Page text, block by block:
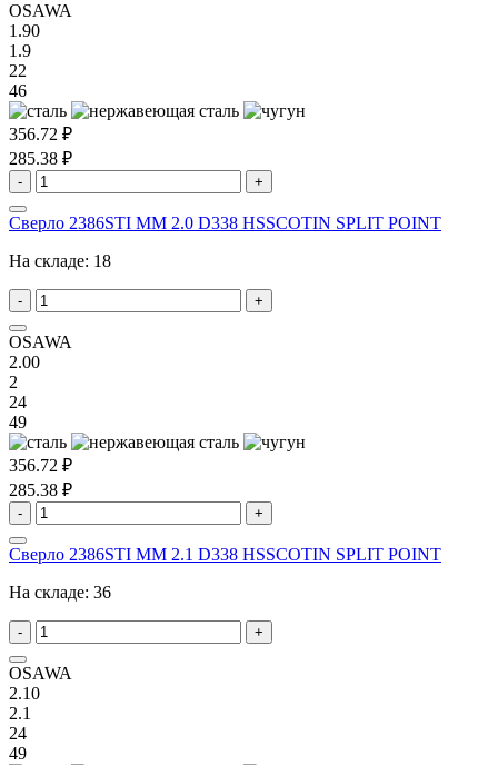
OSAWA
1.90
1.9
22
46
356.72 ₽
285.38 ₽
- +
Сверло 2386STI MM 2.0 D338 HSSCOTIN SPLIT POINT
На складе: 18
- +
OSAWA
2.00
2
24
49
356.72 ₽
285.38 ₽
- +
Сверло 2386STI MM 2.1 D338 HSSCOTIN SPLIT POINT
На складе: 36
- +
OSAWA
2.10
2.1
24
49